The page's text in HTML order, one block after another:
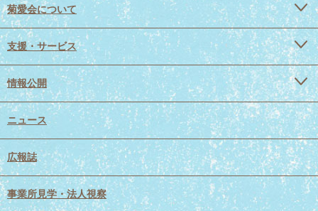
菊愛会について
支援・サービス
情報公開
ニュース
広報誌
事業所見学・法人視察